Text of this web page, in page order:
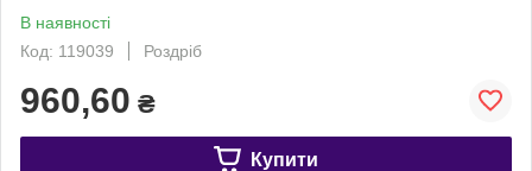
В наявності
Код: 119039
Роздріб
960,60 ₴
Купити